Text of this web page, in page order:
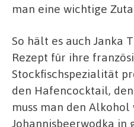
man eine wichtige
So hält es auch Janka
Rezept für ihre
Stockfischspezialität
den Hafencocktail,
muss man den
Johannisbeerwodka in